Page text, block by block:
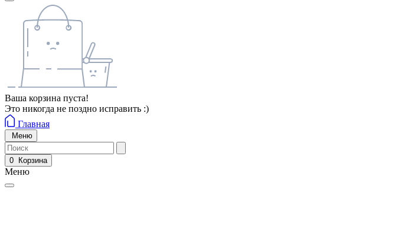
Ваша корзина пуста!
Это никогда не поздно исправить :)
Главная
Меню
0 Корзина
Меню